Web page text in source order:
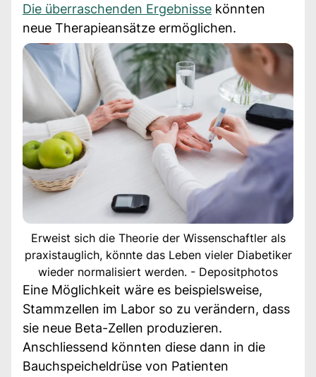
Die überraschenden Ergebnisse könnten
neue Therapieansätze ermöglichen.
Erweist sich die Theorie der Wissenschaftler als
praxistauglich, könnte das Leben vieler Diabetiker
wieder normalisiert werden. - Depositphotos
Eine Möglichkeit wäre es beispielsweise,
Stammzellen im Labor so zu verändern, dass
sie neue Beta-Zellen produzieren.
Anschliessend könnten diese dann in die
Bauchspeicheldrüse von Patienten